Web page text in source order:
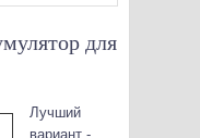
для
Лучший
вариант -